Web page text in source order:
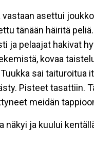
asettui
tänään häiritä
ja pelaajat hakivat
kovaa
sai
Pisteet tasattiin.
meidän
näkyi ja kuului